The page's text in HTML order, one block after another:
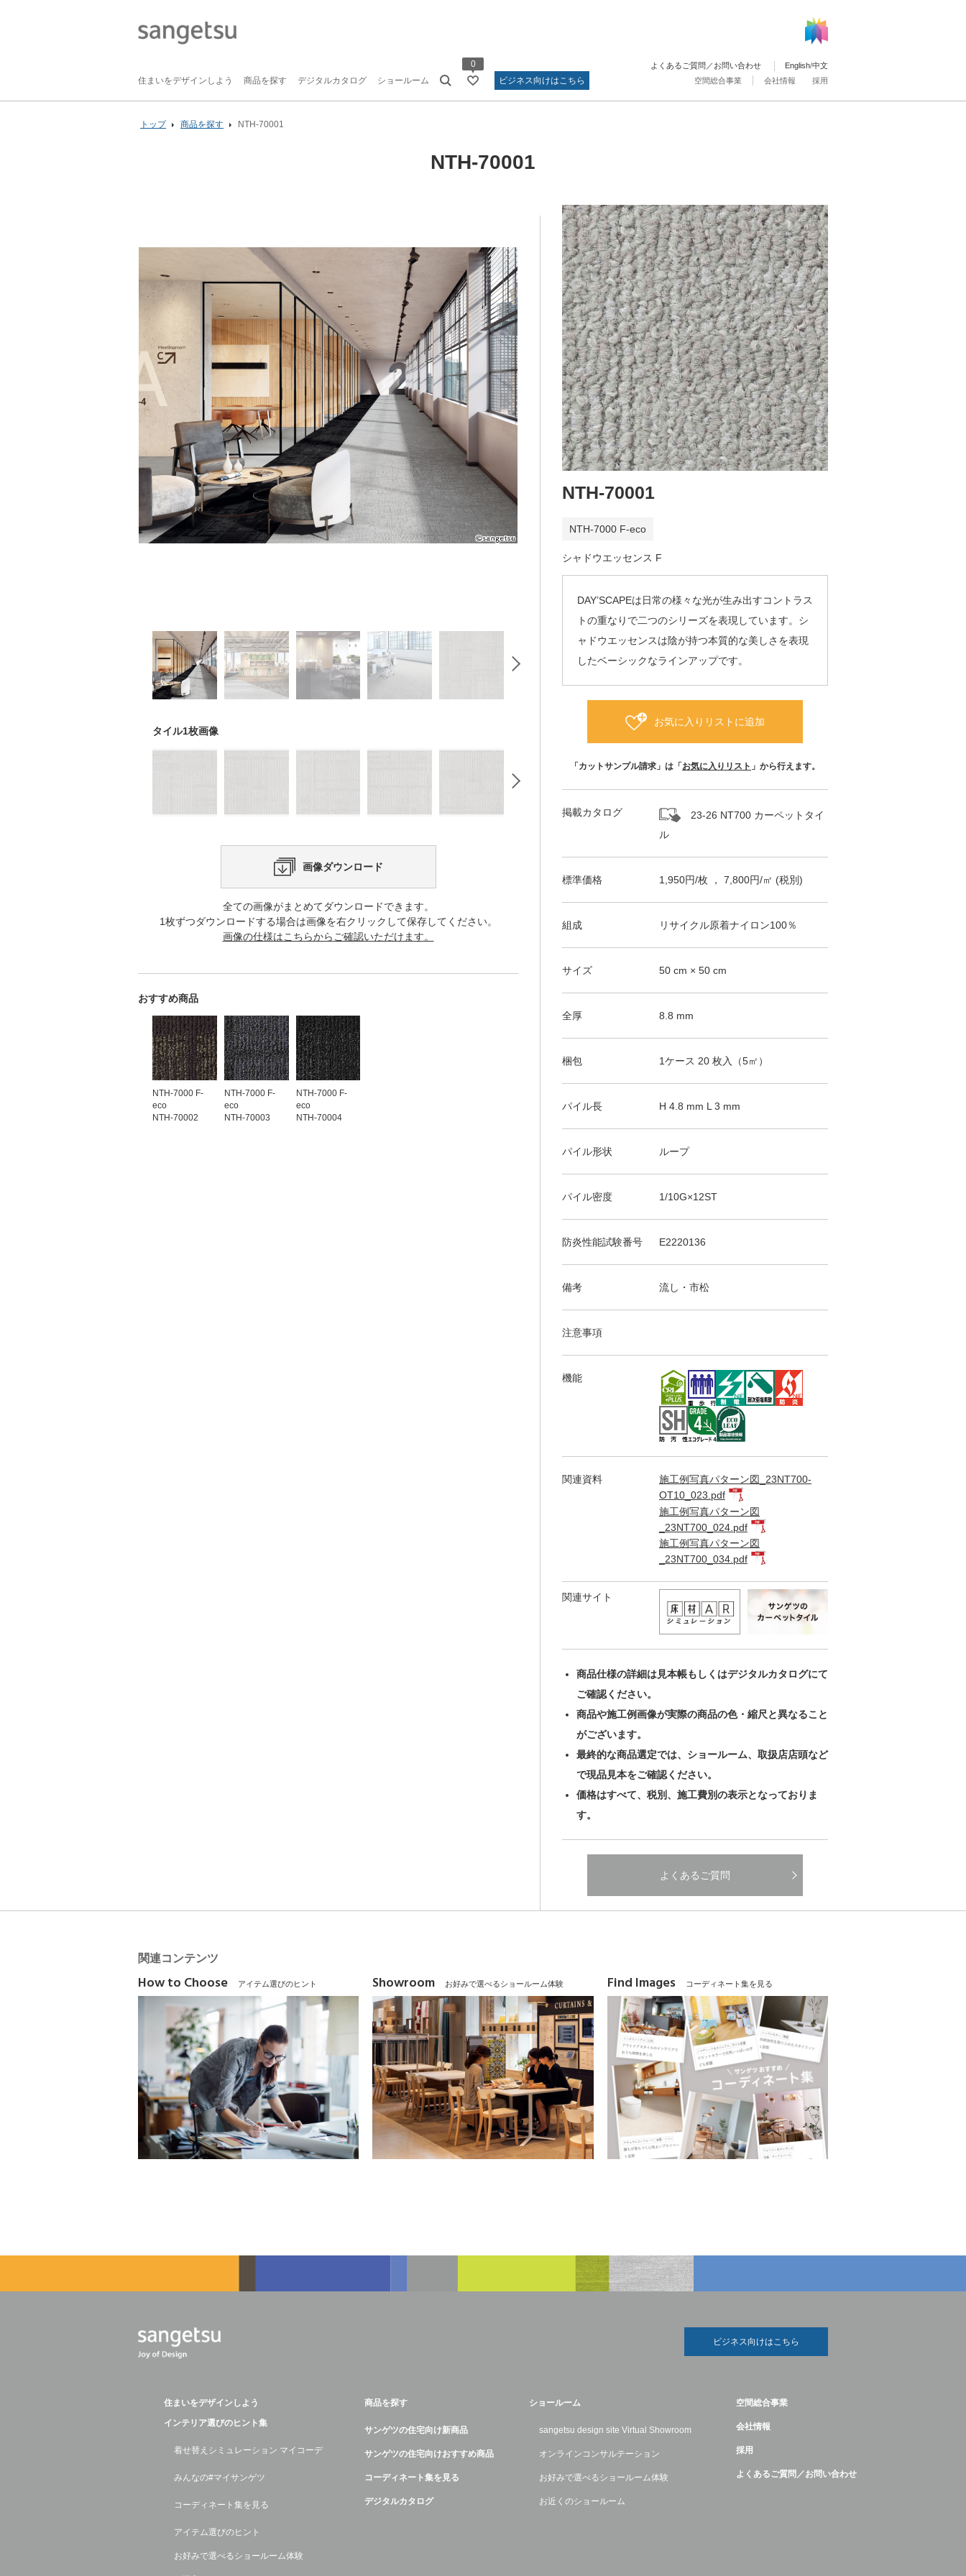
住まいをデザインしよう 商品を探す デジタルカタログ ショールーム
0
ビジネス向けはこちら
空間総合事業 会社情報 採用
よくあるご質問／お問い合わせ English/中文
トップ 商品を探す NTH-70001
NTH-70001
タイル1枚画像
画像ダウンロード
全ての画像がまとめてダウンロードできます。
1枚ずつダウンロードする場合は画像を右クリックして保存してください。
画像の仕様はこちらからご確認いただけます。
おすすめ商品
NTH-7000 F-
eco
NTH-70002
NTH-7000 F-
eco
NTH-70003
NTH-7000 F-
eco
NTH-70004
NTH-70001
NTH-7000 F-eco
シャドウエッセンス F
DAY’SCAPEは日常の様々な光が生み出すコントラス
トの重なりで二つのシリーズを表現しています。シ
ャドウエッセンスは陰が持つ本質的な美しさを表現
したベーシックなラインアップです。
お気に入りリストに追加
「カットサンプル請求」は「 お気に入りリスト 」から行えます。
掲載カタログ
23-26 NT700 カーペットタイ
ル
標準価格 1,950円/枚 ， 7,800円/㎡ (税別)
組成 リサイクル原着ナイロン100％
サイズ 50 cm × 50 cm
全厚 8.8 mm
梱包 1ケース 20 枚入（5㎡）
パイル長 H 4.8 mm L 3 mm
パイル形状 ループ
パイル密度 1/10G×12ST
防炎性能試験番号 E2220136
備考 流し・市松
注意事項
機能
関連資料
施工例写真パターン図_23NT700-
OT10_023.pdf
施工例写真パターン図
_23NT700_024.pdf
施工例写真パターン図
_23NT700_034.pdf
関連サイト
商品仕様の詳細は見本帳もしくはデジタルカタログにて
ご確認ください。
商品や施工例画像が実際の商品の色・縮尺と異なること
がございます。
最終的な商品選定では、ショールーム、取扱店店頭など
で現品見本をご確認ください。
価格はすべて、税別、施工費別の表示となっておりま
す。
よくあるご質問
関連コンテンツ
How to Choose アイテム選びのヒント Showroom お好みで選べるショールーム体験 Find Images コーディネート集を見る
ビジネス向けはこちら
住まいをデザインしよう
インテリア選びのヒント集
着せ替えシミュレーション マイコーデ
みんなの#マイサンゲツ
コーディネート集を見る
アイテム選びのヒント
お好みで選べるショールーム体験
商品を探す
サンゲツの住宅向け新商品
サンゲツの住宅向けおすすめ商品
コーディネート集を見る
デジタルカタログ
ショールーム
sangetsu design site Virtual Showroom
オンラインコンサルテーション
お好みで選べるショールーム体験
お近くのショールーム
空間総合事業
会社情報
採用
よくあるご質問／お問い合わせ